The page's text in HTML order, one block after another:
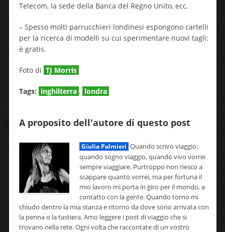
Telecom, la sede della Banca del Regno Unito, ecc.
– Spesso molti parrucchieri londinesi espongono cartelli
per la ricerca di modelli su cui sperimentare nuovi tagli:
è gratis.
Foto di TJ Morris
Tags: inghilterra , londra
A proposito dell'autore di questo post
Giulia Palmieri Quando scrivo viaggio,
quando sogno viaggio, quando vivo vorrei
sempre viaggiare. Purtroppo non riesco a
scappare quanto vorrei, ma per fortuna il
mio lavoro mi porta in giro per il mondo, a
contatto con la gente. Quando torno mi
chiudo dentro la mia stanza e ritorno da dove sono arrivata con
la penna o la tastiera. Amo leggere i post di viaggio che si
trovano nella rete. Ogni volta che raccontate di un vostro